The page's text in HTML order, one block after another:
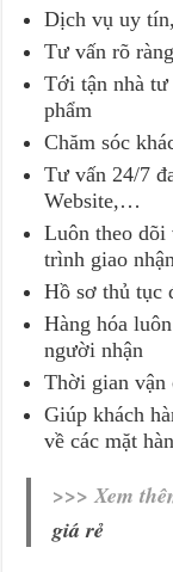
Dịch vụ uy
Tư vấn rõ
Tới tận nhà tư
phẩm
Chăm sóc
Tư vấn 24/7
Website,…
Luôn theo dõi
trình giao nhận
Hồ sơ thủ tục
Hàng hóa
người nhận
Thời gian vận
Giúp khách
về các mặt
>>> Xem
giá rẻ